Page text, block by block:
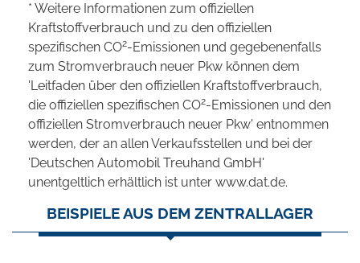
* Weitere Informationen zum offiziellen
Kraftstoffverbrauch und zu den offiziellen
spezifischen CO2-Emissionen und gegebenenfalls
zum Stromverbrauch neuer Pkw können dem
'Leitfaden über den offiziellen Kraftstoffverbrauch,
die offiziellen spezifischen CO2-Emissionen und den
offiziellen Stromverbrauch neuer Pkw' entnommen
werden, der an allen Verkaufsstellen und bei der
'Deutschen Automobil Treuhand GmbH'
unentgeltlich erhältlich ist unter www.dat.de.
BEISPIELE AUS DEM ZENTRALLAGER